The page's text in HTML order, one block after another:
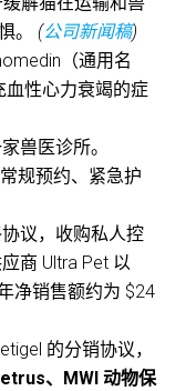
。 (公司新闻稿)
（通用名
血性心力衰竭的症
兽医诊所。
规预约、紧急护
议，收购私人控
商 Ultra Pet 以
净销售额约为 $24
的分销协议，
、MWI 动物保